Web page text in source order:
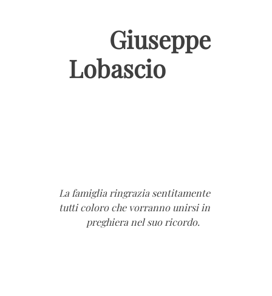
Giuseppe
Lobascio
La famiglia ringrazia sentitamente
tutti coloro che vorranno unirsi in
preghiera nel suo ricordo.